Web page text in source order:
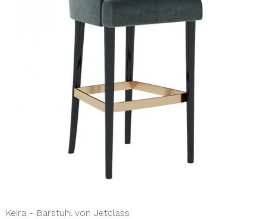
Keira - Barstuhl von Jetclass